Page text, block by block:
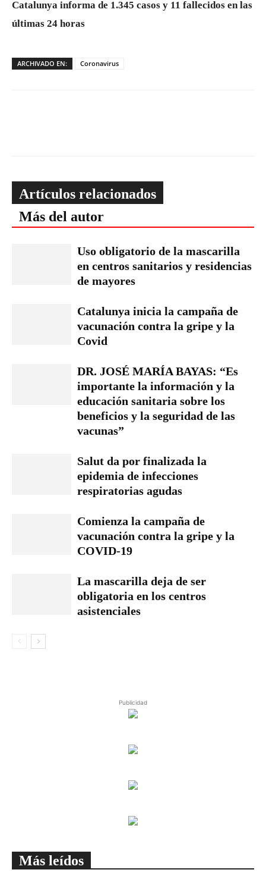
Catalunya informa de 1.345 casos y 11 fallecidos en las
últimas 24 horas
ARCHIVADO EN: Coronavirus
Artículos relacionados
Más del autor
Uso obligatorio de la mascarilla
en centros sanitarios y residencias
de mayores
Catalunya inicia la campaña de
vacunación contra la gripe y la
Covid
DR. JOSÉ MARÍA BAYAS: “Es
importante la información y la
educación sanitaria sobre los
beneficios y la seguridad de las
vacunas”
Salut da por finalizada la
epidemia de infecciones
respiratorias agudas
Comienza la campaña de
vacunación contra la gripe y la
COVID-19
La mascarilla deja de ser
obligatoria en los centros
asistenciales
Publicidad
Más leídos